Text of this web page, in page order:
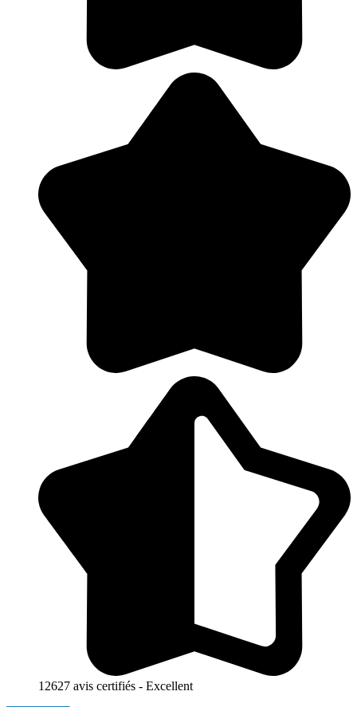
12627 avis certifiés - Excellent